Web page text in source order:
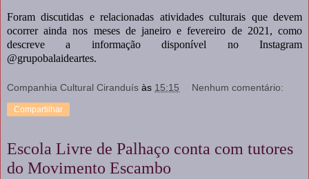
Foram discutidas e relacionadas atividades culturais que devem
ocorrer ainda nos meses de janeiro e fevereiro de 2021, como
descreve a informação disponível no Instagram
@grupobalaideartes.
Companhia Cultural Ciranduís às 15:15 Nenhum comentário:
Compartilhar
Escola Livre de Palhaço conta com tutores
do Movimento Escambo